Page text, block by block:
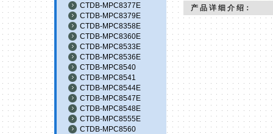
CTDB-MPC8377E
CTDB-MPC8379E
CTDB-MPC8358E
CTDB-MPC8360E
CTDB-MPC8533E
CTDB-MPC8536E
CTDB-MPC8540
CTDB-MPC8541
CTDB-MPC8544E
CTDB-MPC8547E
CTDB-MPC8548E
CTDB-MPC8555E
CTDB-MPC8560
产 品 详 细 介 绍：